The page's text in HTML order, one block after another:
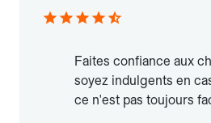
Faites confiance aux
soyez indulgents en
ce n'est pas toujours